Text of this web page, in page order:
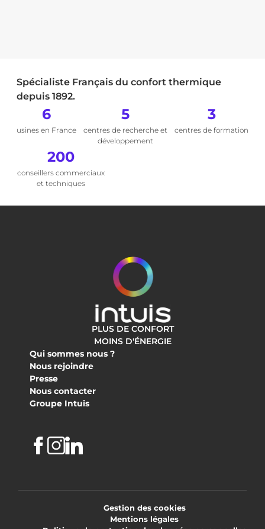
Spécialiste Français du confort thermique
depuis 1892.
6
usines en France
5
centres de recherche et
développement
3
centres de formation
200
conseillers commerciaux
et techniques
PLUS DE CONFORT
MOINS D'ÉNERGIE
Qui sommes nous ?
Nous rejoindre
Presse
Nous contacter
Groupe Intuis
Facebook
Instagram
Linkedin
Gestion des cookies
Mentions légales